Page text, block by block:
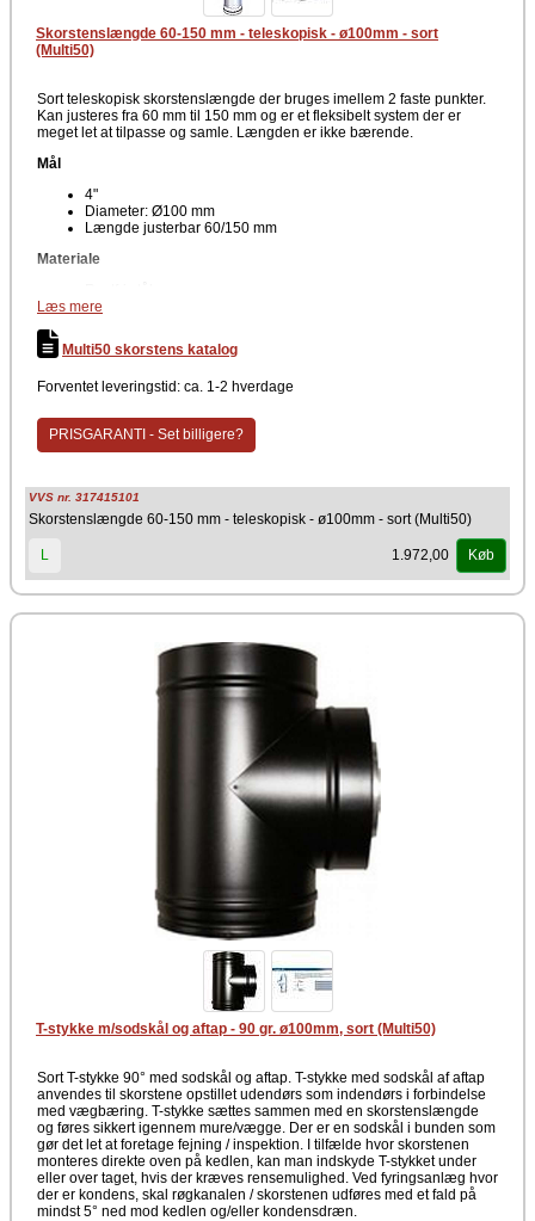
Skorstenslængde 60-150 mm - teleskopisk - ø100mm - sort
(Multi50)
Sort teleskopisk skorstenslængde der bruges imellem 2 faste punkter.
Kan justeres fra 60 mm til 150 mm og er et fleksibelt system der er
meget let at tilpasse og samle. Længden er ikke bærende.
Mål
4"
Diameter: Ø100 mm
Længde justerbar 60/150 mm
Materiale
Sort
Producent
Metalbestos Multi50
Justerbar teleskopisk skorstenslængde med diameter Ø100 mm.
forkortes. Man bør sikre sig, at den tilbageværende isoleringsmængde
er vel komprimeret. Det er vigtigt at man sikrer sig en korrekte
montering, og man bør kontrollere at isoleringsmængden tilpasses 100
% installationslængden i forhold til brandmæssig henseende. Til
aflastning skal anvendes tag-styr, vægforankring, etage eller
vægbæring. Vær sikker på at alle samlinger er helt tætte og samlet
efter forskrevne anvisninger.
Læs mere
Multi50 skorstens katalog
Forventet leveringstid: ca. 1-2 hverdage
PRISGARANTI - Set billigere?
VVS nr. 317415101
Skorstenslængde 60-150 mm - teleskopisk - ø100mm - sort (Multi50)
L 1.972,00 Køb
T-stykke m/sodskål og aftap - 90 gr. ø100mm, sort (Multi50)
Sort T-stykke 90° med sodskål og aftap. T-stykke med sodskål af aftap
anvendes til skorstene opstillet udendørs som indendørs i forbindelse
med vægbæring. T-stykke sættes sammen med en skorstenslængde
og føres sikkert igennem mure/vægge. Der er en sodskål i bunden som
gør det let at foretage fejning / inspektion. I tilfælde hvor skorstenen
monteres direkte oven på kedlen, kan man indskyde T-stykket under
eller over taget, hvis der kræves rensemulighed. Ved fyringsanlæg hvor
der er kondens, skal røgkanalen / skorstenen udføres med et fald på
mindst 5° ned mod kedlen og/eller kondensdræn.